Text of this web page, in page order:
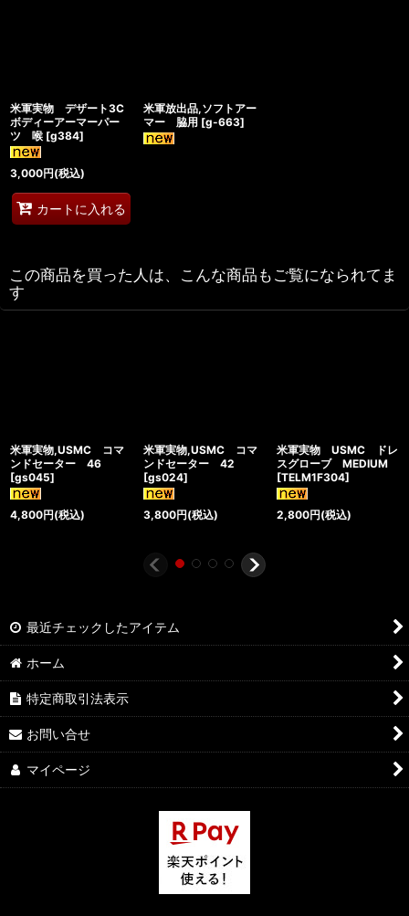
米軍実物 デザート3C
ボディーアーマーパー
ツ 喉 [g384]
3,000円(税込)
カートに入れる
米軍放出品,ソフトアー
マー 脇用 [g-663]
この商品を買った人は、こんな商品もご覧になられてま
す
米軍実物,USMC コマ
ンドセーター 46
[gs045]
4,800円(税込)
米軍実物,USMC コマ
ンドセーター 42
[gs024]
3,800円(税込)
米軍実物 USMC ドレ
スグローブ MEDIUM
[TELM1F304]
2,800円(税込)
最近チェックしたアイテム
ホーム
特定商取引法表示
お問い合せ
マイページ